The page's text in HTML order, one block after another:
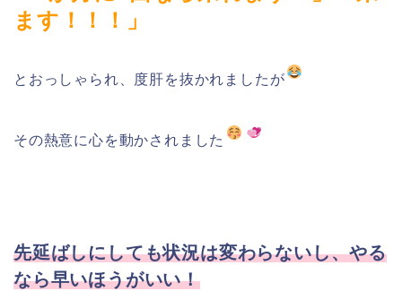
ます！！！」
とおっしゃられ、度肝を抜かれましたが
その熱意に心を動かされました
先延ばしにしても状況は変わらないし、やる
なら早いほうがいい！